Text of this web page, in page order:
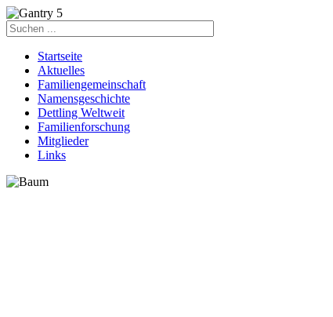
Startseite
Aktuelles
Familiengemeinschaft
Namensgeschichte
Dettling Weltweit
Familienforschung
Mitglieder
Links